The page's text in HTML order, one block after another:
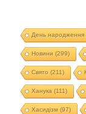
День народження
Новини (299)
Свято (211)
Ханука (111)
Хасидізм (97)